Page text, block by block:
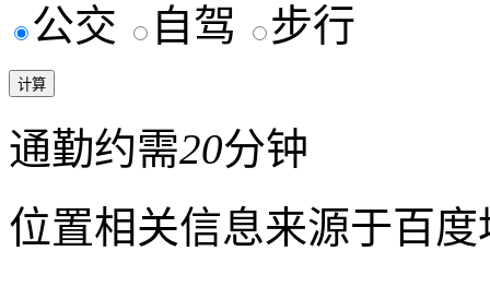
公交 自驾 步行
通勤约需20分钟
位置相关信息来源于百